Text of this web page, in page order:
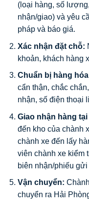
(loại hàng, số
nhận/giao) và yêu
pháp và báo giá.
Xác nhận đặt chỗ:
khoản, khách hàng
Chuẩn bị hàng
cẩn thận, chắc
nhận, số điện thoại
Giao nhận hàng
đến kho của chành
chành xe đến lấy
viên chành xe kiểm
biên nhận/phiếu gửi
Vận chuyển:
chuyển ra Hải